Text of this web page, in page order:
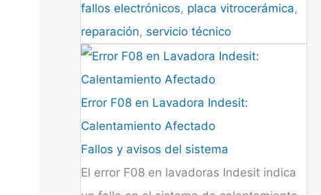
fallos electrónicos, placa vitrocerámica,
reparación, servicio técnico
Error F08 en Lavadora Indesit:
Calentamiento Afectado
Fallos y avisos del sistema
El error F08 en lavadoras Indesit indica